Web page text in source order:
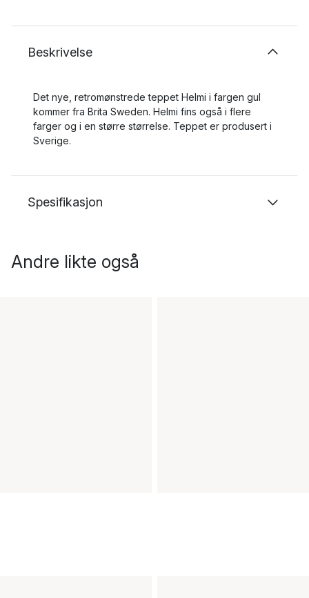
Beskrivelse
Det nye, retromønstrede teppet Helmi i fargen gul
kommer fra Brita Sweden. Helmi fins også i flere
farger og i en større størrelse. Teppet er produsert i
Sverige.
Spesifikasjon
Andre likte også